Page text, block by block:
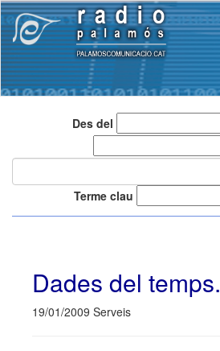
Des del
Terme clau
Dades del temps.
19/01/2009 Serveis